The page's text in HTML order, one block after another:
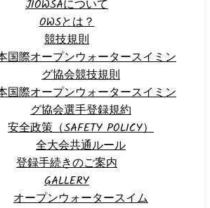
JIOWSAについて
OWSとは？
競技規則
国際オープンウォータースイミン
グ協会競技規則
国際オープンウォータースイミン
グ協会選手登録規約
安全政策（SAFETY POLICY）
全大会共通ルール
登録手続きのご案内
GALLERY
オープンウォータースイム